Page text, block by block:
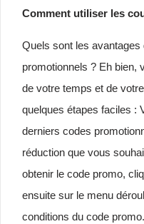
Comment utiliser les
Quels sont les
promotionnels ? Eh bien,
de votre temps et de
quelques étapes faciles :
derniers codes
réduction que vous
obtenir le code promo,
ensuite sur le menu
conditions du code